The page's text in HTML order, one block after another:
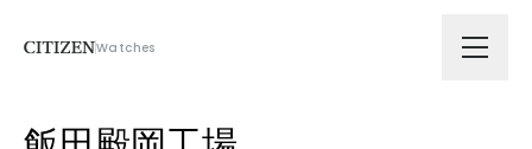
Watches
会社情報